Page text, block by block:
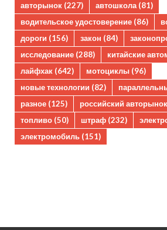
авторынок (227) автошкола(81)
водительское удостоверение (86)
дороги (156) закон (84)
исследование (288) китайские
лайфхак (642) мотоциклы (96)
новые технологии (82)
разное (125) российский авторынок
топливо (50) штраф (232)
электромобиль (151)